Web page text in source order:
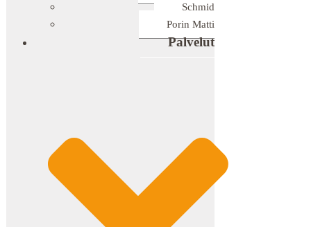
Schmid
Porin Matti
Palvelut